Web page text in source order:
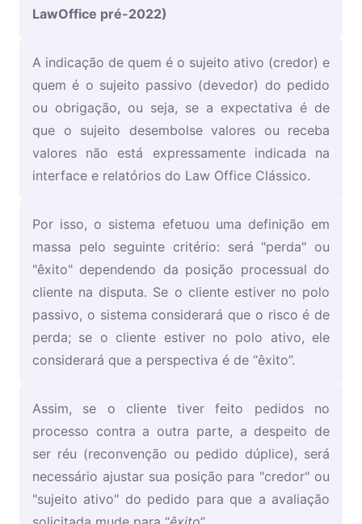
LawOffice pré-2022)
A indicação de quem é o sujeito ativo (credor) e
quem é o sujeito passivo (devedor) do pedido
ou obrigação, ou seja, se a expectativa é de
que o sujeito desembolse valores ou receba
valores não está expressamente indicada na
interface e relatórios do Law Office Clássico.
Por isso, o sistema efetuou uma definição em
massa pelo seguinte critério: será "perda" ou
"êxito" dependendo da posição processual do
cliente na disputa. Se o cliente estiver no polo
passivo, o sistema considerará que o risco é de
perda; se o cliente estiver no polo ativo, ele
considerará que a perspectiva é de “êxito”.
Assim, se o cliente tiver feito pedidos no
processo contra a outra parte, a despeito de
ser réu (reconvenção ou pedido dúplice), será
necessário ajustar sua posição para "credor" ou
"sujeito ativo" do pedido para que a avaliação